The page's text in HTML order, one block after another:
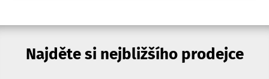
Najděte si nejbližšího prodejce